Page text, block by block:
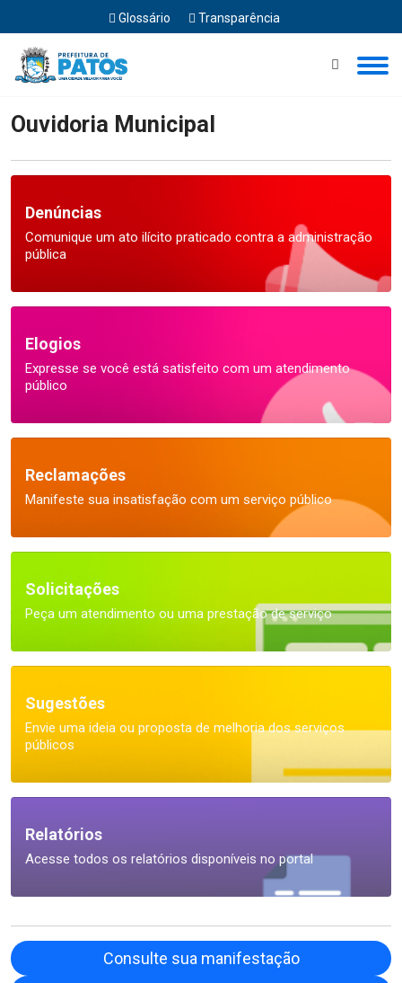
Glossário Transparência
Início Ouvidoria Municipal
Ouvidoria Municipal
Denúncias
Comunique um ato ilícito praticado contra a administração
pública
Elogios
Expresse se você está satisfeito com um atendimento
público
Reclamações
Manifeste sua insatisfação com um serviço público
Solicitações
Peça um atendimento ou uma prestação de serviço
Sugestões
Envie uma ideia ou proposta de melhoria dos serviços
públicos
Relatórios
Acesse todos os relatórios disponíveis no portal
Consulte sua manifestação